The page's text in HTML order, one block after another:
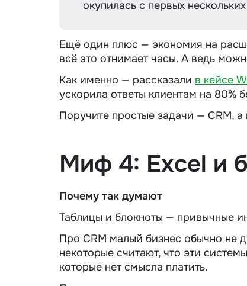
окупилась с первых
Ещё один плюс — экономия на
всё это отнимает часы. А ведь
Как именно — рассказали в кейсе
ускорила ответы клиентам на 80%
Поручите простые задачи — CRM,
Миф 4: Excel и
Почему так думают
Таблицы и блокноты — привычные
Про CRM малый бизнес обычно не
некоторые считают, что эти
которые нет смысла платить.